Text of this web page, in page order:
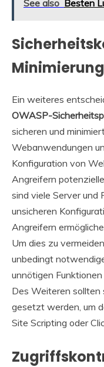
See also Besten
Minimierung
Ein weiteres
OWASP-
sicheren und
Webanwendungen
Konfiguration von
Angreifern
sind viele Server und
unsicheren
Angreifern
Um dies zu
unbedingt
unnötigen
Des Weiteren
gesetzt werden, um
Site Scripting oder